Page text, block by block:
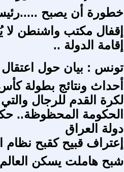
خطورة أن يصبح
إقفال مكتب واشنطن
إقامة الدولة ..
تونس : بيان حول
أحداث ونتائج بطولة
لكرة القدم للرجال والتي
الحكومة المحظوظة..
دولة العراق
إعتراف قبيح کقبح نظام
شبح هاملت يسكن العالم